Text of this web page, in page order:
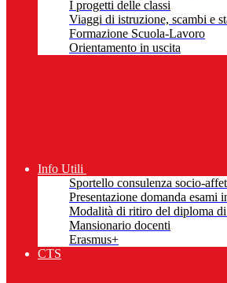
I progetti delle classi
Viaggi di istruzione, scambi e
Formazione Scuola-Lavoro
Orientamento in uscita
Info Utili
Sportello consulenza socio-
Presentazione domanda esami
Modalità di ritiro del diploma
Mansionario docenti
Erasmus+
CTS